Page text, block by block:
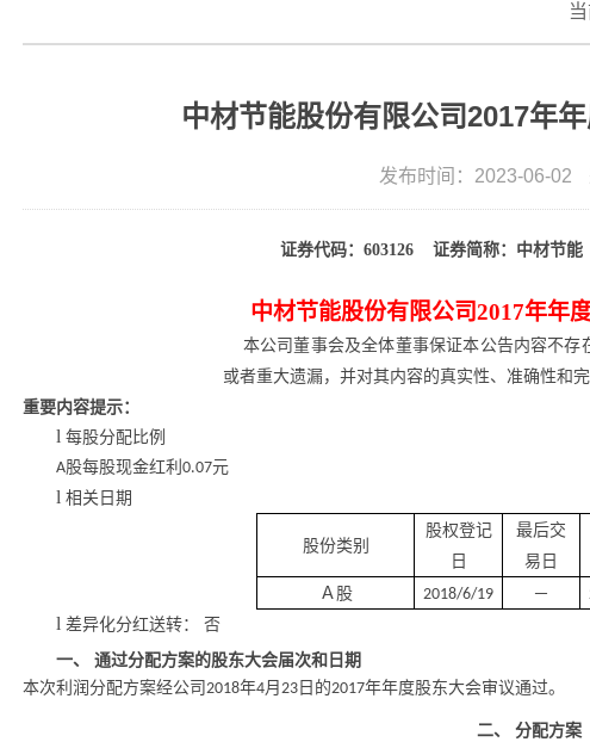
中材节能股份有限公司2017年
发布时间：2023-06-02
证券代码： 603126 证券简称： 中材节能
中材节能股份有限公司 2017年年
本公司董事会及全体董事保证本公告内容不存
或者重大遗漏，并对其内容的真实性、准确性和
重要内容提示：
l 每股分配比例
A股每股现金红利 0.07元
l 相关日期
股份类别
股权登记
日
最后交
易日
Ａ股
2018/6/19 －
l 差异化分红送转：
否
一、 通过分配方案的股东大会届次和日期
本次利润分配方案经公司 2018年4月 23 日 的2017年年度股东大会审议通过。
二、 分配方案